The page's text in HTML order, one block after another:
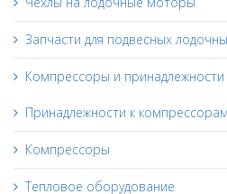
Запчасти для подвесных
Компрессоры и принадлежности
Принадлежности к компрессорам
Компрессоры
Тепловое оборудование